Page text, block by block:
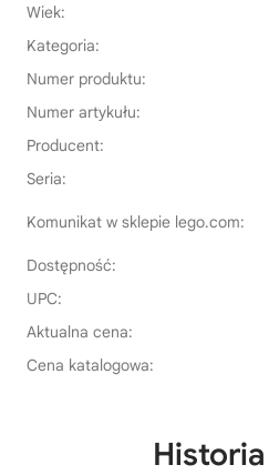
Wiek:
Kategoria:
Numer produktu:
Numer artykułu:
Producent:
Seria:
Komunikat w sklepie lego.com:
Dostępność:
UPC:
Aktualna cena:
Cena katalogowa: